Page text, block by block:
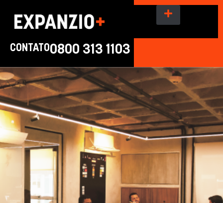
CONTATO0800 313 1103